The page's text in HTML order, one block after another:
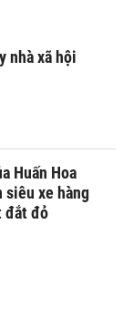
nhà xã hội
Huấn Hoa
siêu xe hàng
đắt đỏ